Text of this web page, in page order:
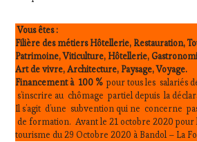
SOMMELIER,
SALONS
INTERNATIONAUX,
VIGNOBLES
WINE
TASTING
VOUCHER,
WINE
TOURISM
Vous êtes :
Filière des métiers Hôtellerie, Restauration,
Patrimoine, Viticulture, Hôtellerie,
Art de vivre, Architecture, Paysage, Voyage.
Financement à 100 % pour tous les salariés
s’inscrire au chômage partiel depuis la
Il s’agit d’une subvention qui ne concerne
de formation. Avant le 21 octobre 2020 pour
tourisme du 29 Octobre 2020 à Bandol – La